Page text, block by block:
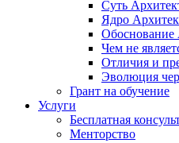
Суть
Ядро
Обоснование
Чем не
Отличия и
Эволюция
Грант на обучение
Услуги
Бесплатная
Менторство